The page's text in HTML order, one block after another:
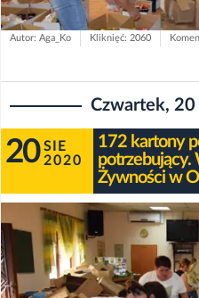
Autor: Aga_Ko Kliknięć: 2060
Czwartek,
20 SIE
2020
172 kartony
potrzebujący.
Żywności w